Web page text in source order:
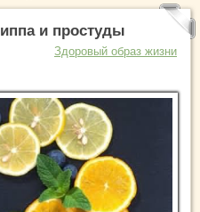
и простуды
Здоровый образ жизни